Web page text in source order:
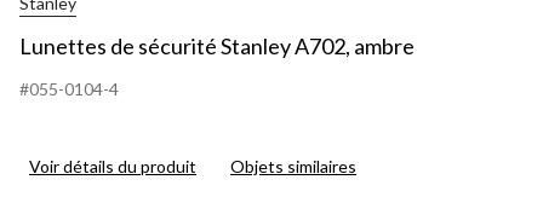
Lunettes de sécurité Stanley A702, ambre
#055-0104-4
Voir détails du produit Objets similaires